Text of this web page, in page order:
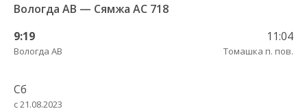
Вологда АВ — Сямжа АС 718
9:19
Вологда АВ
11:04
Томашка п. пов.
Сб
с 21.08.2023